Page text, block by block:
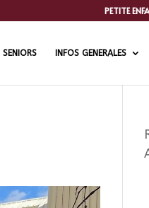
PETITE
SENIORS INFOS GENERALES